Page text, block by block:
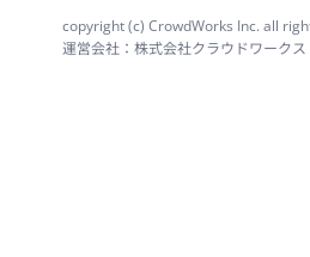
copyright (c) CrowdWorks Inc. all
運営会社：株式会社クラウドワークス